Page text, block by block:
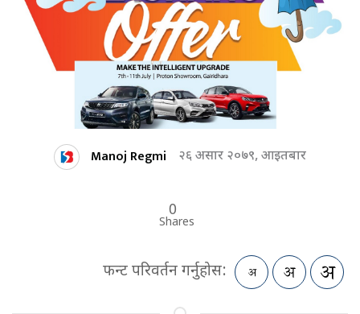
Manoj Regmi २६ असार २०७९, आइतबार
0
Shares
फन्ट परिवर्तन गर्नुहोस: